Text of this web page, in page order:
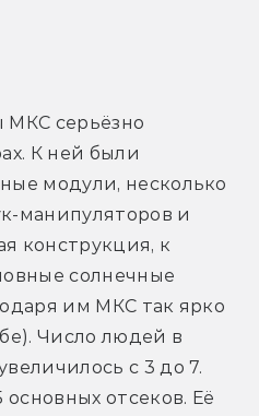
МКС серьёзно
К ней были
модули, несколько
манипуляторов и
конструкция, к
солнечные
им МКС так ярко
Число людей в
с 3 до 7.
основных отсеков. Её